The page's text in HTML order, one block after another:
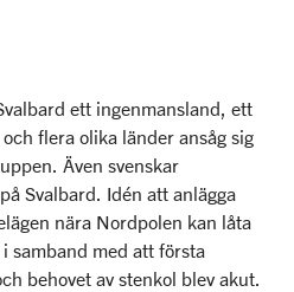
ett ingenmansland, ett
flera olika länder ansåg sig
Även svenskar
Svalbard. Idén att anlägga
nära Nordpolen kan låta
samband med att första
behovet av stenkol blev akut.